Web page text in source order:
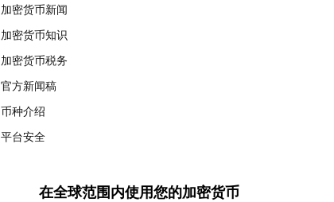
加密货币新闻
加密货币知识
加密货币税务
官方新闻稿
币种介绍
平台安全
在全球范围内使用您的加密货币